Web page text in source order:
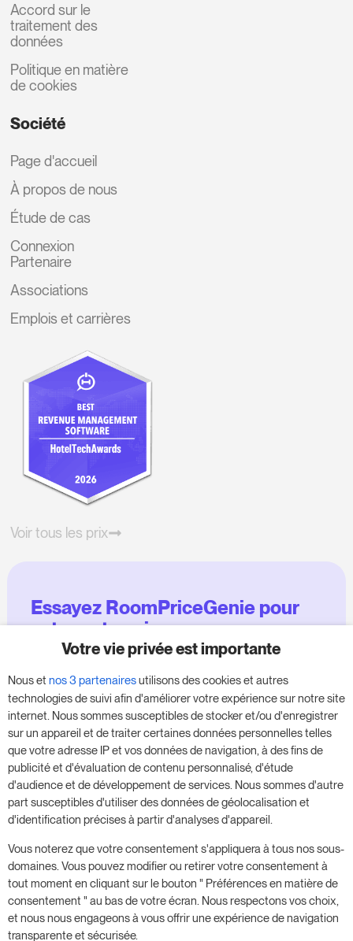
Accord sur le
traitement des
données
Politique en matière
de cookies
Société
Page d'accueil
À propos de nous
Étude de cas
Connexion
Partenaire
Associations
Emplois et carrières
Voir tous les prix
Essayez RoomPriceGenie pour
votre entreprise
donnez un coup de fouet à votre entreprise,
sans aucune obligation.
Réservez une réunion pour commencer votre
essai gratuit de 14 jours.
Prenez rendez-vous
Votre vie privée est importante
Nous et nos 3 partenairesutilisons des cookies et autres
technologies de suivi afin d'améliorer votre expérience sur notre site
internet. Nous sommes susceptibles de stocker et/ou d'enregistrer
sur un appareil et de traiter certaines données personnelles telles
que votre adresse IP et vos données de navigation, à des fins de
publicité et d'évaluation de contenu personnalisé, d'étude
d'audience et de développement de services. Nous sommes d'autre
part susceptibles d'utiliser des données de géolocalisation et
d'identification précises à partir d'analyses d'appareil.
Vous noterez que votre consentement s'appliquera à tous nos sous-
domaines. Vous pouvez modifier ou retirer votre consentement à
tout moment en cliquant sur le bouton " Préférences en matière de
consentement " au bas de votre écran. Nous respectons vos choix,
et nous nous engageons à vous offrir une expérience de navigation
transparente et sécurisée.